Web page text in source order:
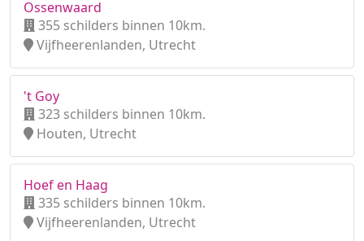
Ossenwaard
355 schilders binnen 10km.
Vijfheerenlanden, Utrecht
't Goy
323 schilders binnen 10km.
Houten, Utrecht
Hoef en Haag
335 schilders binnen 10km.
Vijfheerenlanden, Utrecht